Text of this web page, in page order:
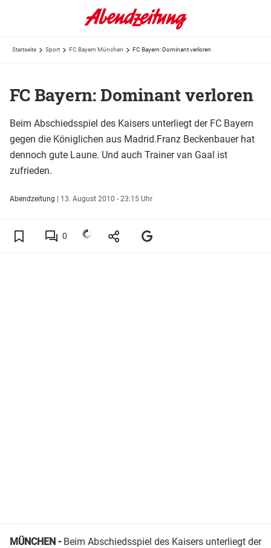
Startseite Sport FC Bayern München FC Bayern: Dominant verloren
FC Bayern: Dominant verloren
Beim Abschiedsspiel des Kaisers unterliegt der FC Bayern
gegen die Königlichen aus Madrid.Franz Beckenbauer hat
dennoch gute Laune. Und auch Trainer van Gaal ist
zufrieden.
Abendzeitung | 13. August 2010 - 23:15 Uhr
0
MÜNCHEN - Beim Abschiedsspiel des Kaisers unterliegt der